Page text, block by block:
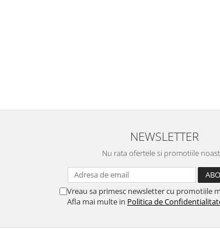
NEWSLETTER
Nu rata ofertele si promotiile
Vreau sa primesc newsletter cu promotiile
Afla mai multe in Politica de